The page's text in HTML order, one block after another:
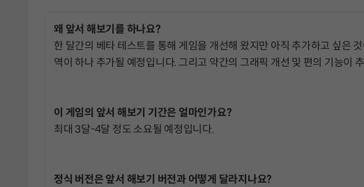
왜 앞서 해보기를 하나요?
한 달간의 베타 테스트를 통해 게임을 개선해 왔지만 아직 추가하고 싶은
역이 하나 추가될 예정입니다. 그리고 약간의 그래픽 개선 및 편의 기능이
이 게임의 앞서 해보기 기간은 얼마인가요?
최대 3달-4달 정도 소요될 예정입니다.
정식 버전은 앞서 해보기 버전과 어떻게 달라지나요?